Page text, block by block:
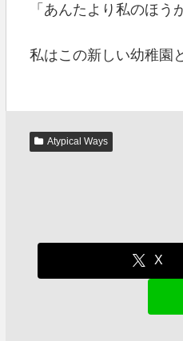
「あんたより私のほう
私はこの新しい幼稚園
Atypical Ways
X